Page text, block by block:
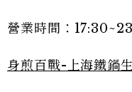
營業時間：
身煎百戰-上海鐵鍋